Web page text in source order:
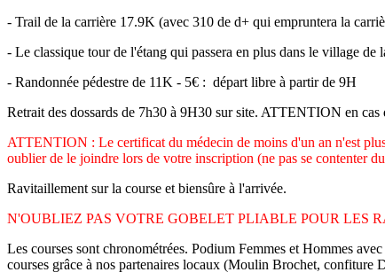
- Trail de la carrière 17.9K (avec 310 de d+ qui empruntera la
- Le classique tour de l'étang qui passera en plus dans le village
- Randonnée pédestre de 11K - 5€ : départ libre à partir de 9H
Retrait des dossards de 7h30 à 9H30 sur site. ATTENTION en
ATTENTION : Le certificat du médecin de moins d'un an n'est
oublier de le joindre lors de votre inscription (ne pas se contenter
Ravitaillement sur la course et biensûre à l'arrivée.
N'OUBLIEZ PAS VOTRE GOBELET PLIABLE POUR LES
Les courses sont chronométrées. Podium Femmes et Hommes
courses grâce à nos partenaires locaux (Moulin Brochet, confiture